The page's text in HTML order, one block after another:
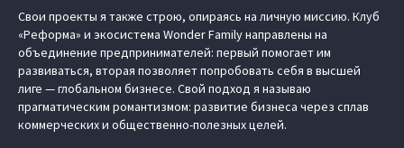
Свои проекты я также строю, опираясь на личную миссию. Клуб
«Реформа» и экосистема Wonder Family направлены на
объединение предпринимателей: первый помогает им
развиваться, вторая позволяет попробовать себя в высшей
лиге — глобальном бизнесе. Свой подход я называю
прагматическим романтизмом: развитие бизнеса через сплав
коммерческих и общественно-полезных целей.